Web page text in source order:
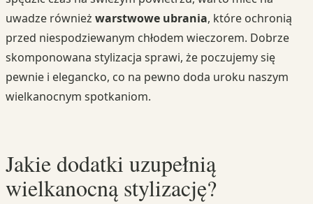
uwadze również warstwowe ubrania, które ochronią
przed niespodziewanym chłodem wieczorem. Dobrze
skomponowana stylizacja sprawi, że poczujemy się
pewnie i elegancko, co na pewno doda uroku naszym
wielkanocnym spotkaniom.
Jakie dodatki uzupełnią
wielkanocną stylizację?